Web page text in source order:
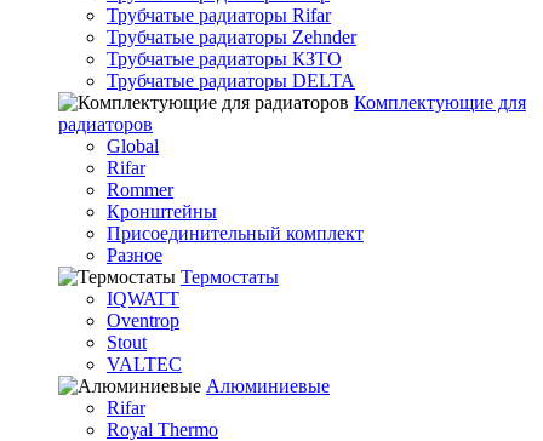
Трубчатые радиаторы Rifar
Трубчатые радиаторы Zehnder
Трубчатые радиаторы КЗТО
Трубчатые радиаторы DELTA
Комплектующие для
радиаторов
Global
Rifar
Rommer
Кронштейны
Присоединительный комплект
Разное
Термостаты
IQWATT
Oventrop
Stout
VALTEC
Алюминиевые
Rifar
Royal Thermo